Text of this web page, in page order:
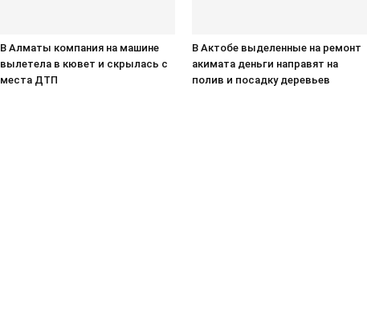
В Алматы компания на машине
вылетела в кювет и скрылась с
места ДТП
В Актобе выделенные на ремонт
акимата деньги направят на
полив и посадку деревьев